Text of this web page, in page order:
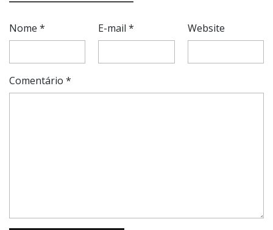
Nome * E-mail* Website
Comentário *